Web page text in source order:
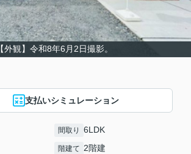
【外観】令和8年6月2日撮影。
支払いシミュレーション
間取り 6LDK
階建て 2階建